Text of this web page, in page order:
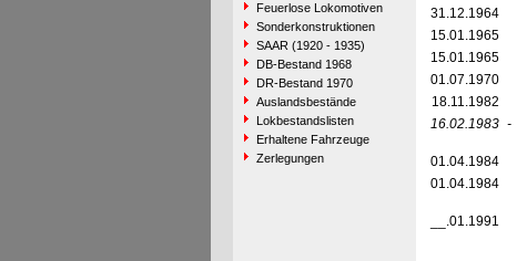
Feuerlose Lokomotiven
Sonderkonstruktionen
SAAR (1920 - 1935)
DB-Bestand 1968
DR-Bestand 1970
Auslandsbestände
Lokbestandslisten
Erhaltene Fahrzeuge
Zerlegungen
31.12.1964
15.01.1965
15.01.1965
01.07.1970
18.11.1982
16.02.1983 -
01.04.1984
01.04.1984
__.01.1991